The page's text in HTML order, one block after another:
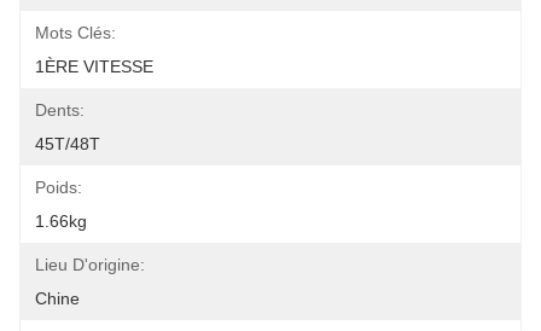
Mots Clés:
1ÈRE VITESSE
Dents:
45T/48T
Poids:
1.66kg
Lieu D'origine:
Chine